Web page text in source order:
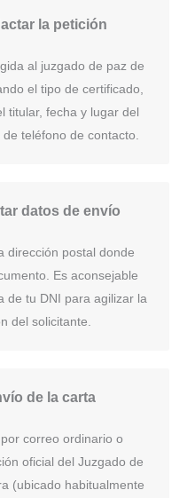
la petición
al juzgado de paz de
el tipo de certificado,
titular, fecha y lugar del
teléfono de contacto.
datos de envío
dirección postal donde
Es aconsejable
de tu DNI para agilizar la
del solicitante.
de la carta
correo ordinario o
oficial del Juzgado de
(ubicado habitualmente